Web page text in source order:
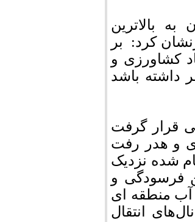
بالاترین
کرد: بر
کشاورزی و
داشته باشد
قرار گرفت
و هدر رفت
شده نزدیک
فرسودگی و
منطقه ای
انتقال